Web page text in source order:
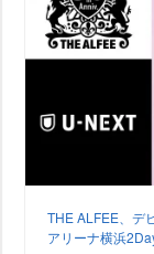
THE ALFEE、デ
アリーナ横浜